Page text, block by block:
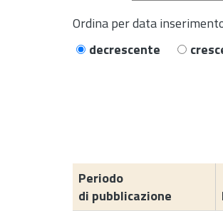
Ordina per data
decrescente
Periodo
di pubblicazione